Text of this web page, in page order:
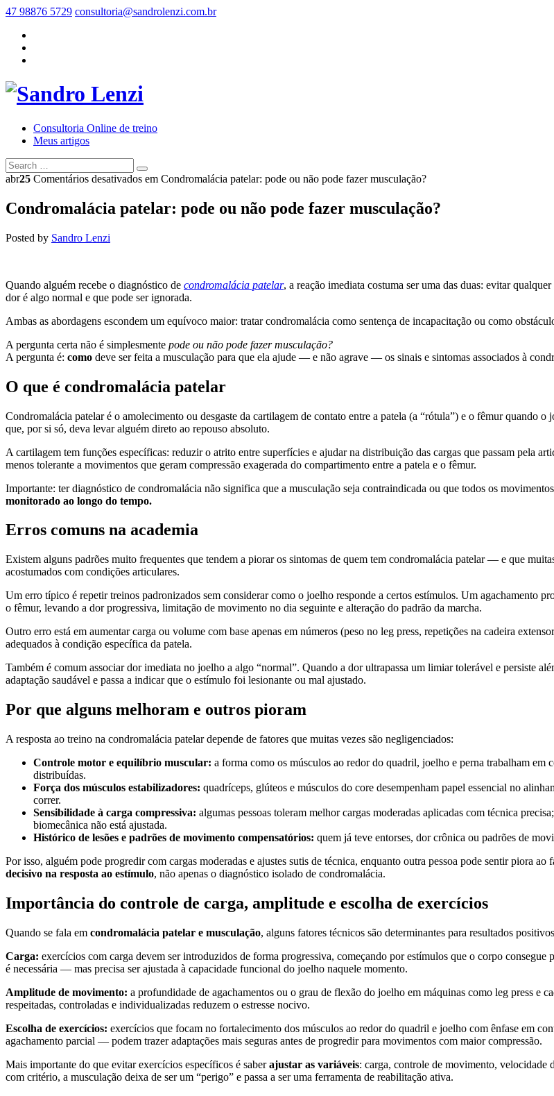
47 98876 5729 consultoria@sandrolenzi.com.br
Consultoria Online de treino
Meus artigos
abr25 Comentários desativados em Condromalácia patelar: pode ou não pode fazer musculação?
Condromalácia patelar: pode ou não pode fazer musculação?
Posted by Sandro Lenzi
Quando alguém recebe o diagnóstico de condromalácia patelar, a reação imediata costuma ser uma das duas: evitar
dor é algo normal e que pode ser ignorada.
Ambas as abordagens escondem um equívoco maior: tratar condromalácia como sentença de incapacitação ou como
A pergunta certa não é simplesmente pode ou não pode fazer musculação?
A pergunta é: como deve ser feita a musculação para que ela ajude — e não agrave — os sinais e sintomas associados à
O que é condromalácia patelar
Condromalácia patelar é o amolecimento ou desgaste da cartilagem de contato entre a patela (a “rótula”) e o fêmur quando
que, por si só, deva levar alguém direto ao repouso absoluto.
A cartilagem tem funções específicas: reduzir o atrito entre superfícies e ajudar na distribuição das cargas que passam pela
menos tolerante a movimentos que geram compressão exagerada do compartimento entre a patela e o fêmur.
Importante: ter diagnóstico de condromalácia não significa que a musculação seja contraindicada ou que todos os
monitorado ao longo do tempo.
Erros comuns na academia
Existem alguns padrões muito frequentes que tendem a piorar os sintomas de quem tem condromalácia patelar — e que
acostumados com condições articulares.
Um erro típico é repetir treinos padronizados sem considerar como o joelho responde a certos estímulos. Um agachamento
o fêmur, levando a dor progressiva, limitação de movimento no dia seguinte e alteração do padrão da marcha.
Outro erro está em aumentar carga ou volume com base apenas em números (peso no leg press, repetições na cadeira
adequados à condição específica da patela.
Também é comum associar dor imediata no joelho a algo “normal”. Quando a dor ultrapassa um limiar tolerável e persiste
adaptação saudável e passa a indicar que o estímulo foi lesionante ou mal ajustado.
Por que alguns melhoram e outros pioram
A resposta ao treino na condromalácia patelar depende de fatores que muitas vezes são negligenciados:
Controle motor e equilíbrio muscular: a forma como os músculos ao redor do quadril, joelho e perna trabalham em
distribuídas.
Força dos músculos estabilizadores: quadríceps, glúteos e músculos do core desempenham papel essencial no
correr.
Sensibilidade à carga compressiva: algumas pessoas toleram melhor cargas moderadas aplicadas com técnica
biomecânica não está ajustada.
Histórico de lesões e padrões de movimento compensatórios: quem já teve entorses, dor crônica ou padrões de
Por isso, alguém pode progredir com cargas moderadas e ajustes sutis de técnica, enquanto outra pessoa pode sentir piora
decisivo na resposta ao estímulo, não apenas o diagnóstico isolado de condromalácia.
Importância do controle de carga, amplitude e escolha de exercícios
Quando se fala em condromalácia patelar e musculação, alguns fatores técnicos são determinantes para resultados
Carga: exercícios com carga devem ser introduzidos de forma progressiva, começando por estímulos que o corpo
é necessária — mas precisa ser ajustada à capacidade funcional do joelho naquele momento.
Amplitude de movimento: a profundidade de agachamentos ou o grau de flexão do joelho em máquinas como leg press e
respeitadas, controladas e individualizadas reduzem o estresse nocivo.
Escolha de exercícios: exercícios que focam no fortalecimento dos músculos ao redor do quadril e joelho com ênfase em
agachamento parcial — podem trazer adaptações mais seguras antes de progredir para movimentos com maior compressão.
Mais importante do que evitar exercícios específicos é saberajustar as variáveis: carga, controle de movimento, velocidade
com critério, a musculação deixa de ser um “perigo” e passa a ser uma ferramenta de reabilitação ativa.